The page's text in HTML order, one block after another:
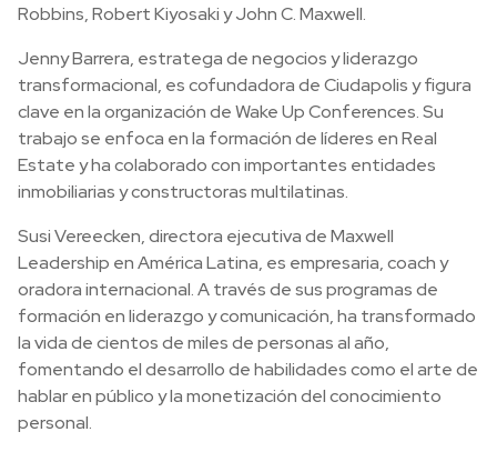
Robbins, Robert Kiyosaki y John C. Maxwell.
Jenny Barrera, estratega de negocios y liderazgo
transformacional, es cofundadora de Ciudapolis y figura
clave en la organización de Wake Up Conferences. Su
trabajo se enfoca en la formación de líderes en Real
Estate y ha colaborado con importantes entidades
inmobiliarias y constructoras multilatinas.
Susi Vereecken, directora ejecutiva de Maxwell
Leadership en América Latina, es empresaria, coach y
oradora internacional. A través de sus programas de
formación en liderazgo y comunicación, ha transformado
la vida de cientos de miles de personas al año,
fomentando el desarrollo de habilidades como el arte de
hablar en público y la monetización del conocimiento
personal.